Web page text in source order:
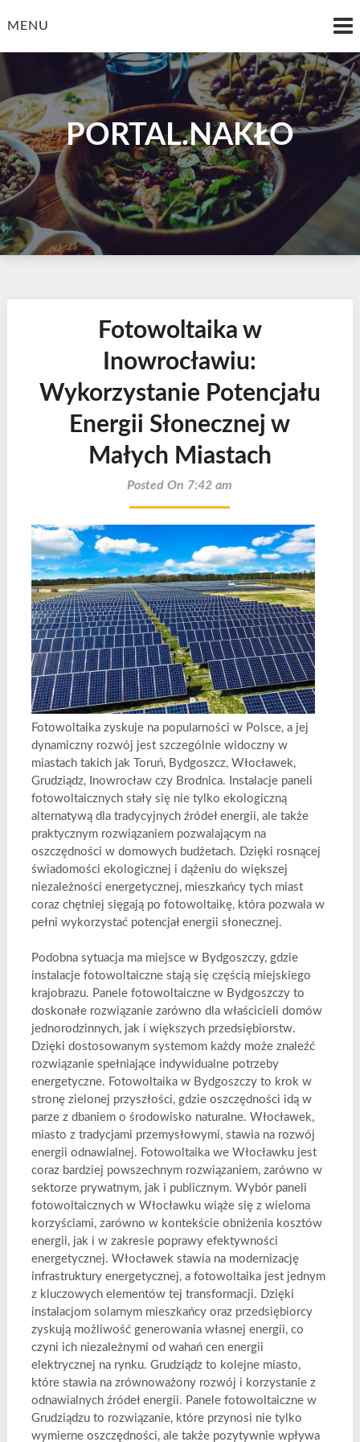
toMENU
PORTAL.NAKŁO
Fotowoltaika w
Inowrocławiu:
Wykorzystanie Potencjału
Energii Słonecznej w
Małych Miastach
Posted On 7:42 am
Fotowoltaika zyskuje na popularności w Polsce, a jej
dynamiczny rozwój jest szczególnie widoczny w
miastach takich jak Toruń, Bydgoszcz, Włocławek,
Grudziądz, Inowrocław czy Brodnica. Instalacje paneli
fotowoltaicznych stały się nie tylko ekologiczną
alternatywą dla tradycyjnych źródeł energii, ale także
praktycznym rozwiązaniem pozwalającym na
oszczędności w domowych budżetach. Dzięki rosnącej
świadomości ekologicznej i dążeniu do większej
niezależności energetycznej, mieszkańcy tych miast
coraz chętniej sięgają po fotowoltaikę, która pozwala w
pełni wykorzystać potencjał energii słonecznej.
Podobna sytuacja ma miejsce w Bydgoszczy, gdzie
instalacje fotowoltaiczne stają się częścią miejskiego
krajobrazu. Panele fotowoltaiczne w Bydgoszczy to
doskonałe rozwiązanie zarówno dla właścicieli domów
jednorodzinnych, jak i większych przedsiębiorstw.
Dzięki dostosowanym systemom każdy może znaleźć
rozwiązanie spełniające indywidualne potrzeby
energetyczne. Fotowoltaika w Bydgoszczy to krok w
stronę zielonej przyszłości, gdzie oszczędności idą w
parze z dbaniem o środowisko naturalne. Włocławek,
miasto z tradycjami przemysłowymi, stawia na rozwój
energii odnawialnej. Fotowoltaika we Włocławku jest
coraz bardziej powszechnym rozwiązaniem, zarówno w
sektorze prywatnym, jak i publicznym. Wybór paneli
fotowoltaicznych w Włocławku wiąże się z wieloma
korzyściami, zarówno w kontekście obniżenia kosztów
energii, jak i w zakresie poprawy efektywności
energetycznej. Włocławek stawia na modernizację
infrastruktury energetycznej, a fotowoltaika jest jednym
z kluczowych elementów tej transformacji. Dzięki
instalacjom solarnym mieszkańcy oraz przedsiębiorcy
zyskują możliwość generowania własnej energii, co
czyni ich niezależnymi od wahań cen energii
elektrycznej na rynku. Grudziądz to kolejne miasto,
które stawia na zrównoważony rozwój i korzystanie z
odnawialnych źródeł energii. Panele fotowoltaiczne w
Grudziądzu to rozwiązanie, które przynosi nie tylko
wymierne oszczędności, ale także pozytywnie wpływa